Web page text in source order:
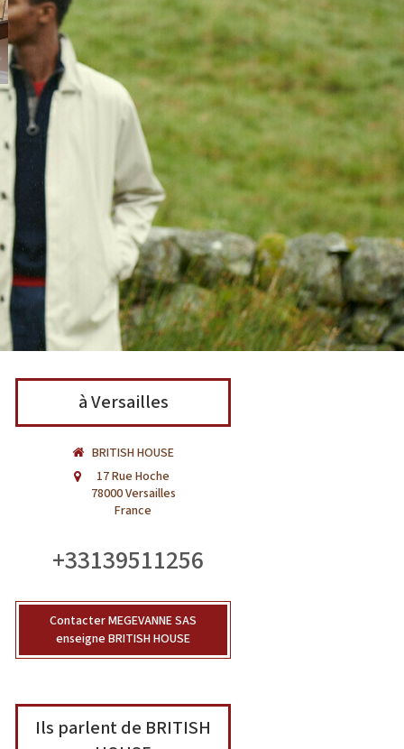
à Versailles
BRITISH HOUSE
17 Rue Hoche
78000Versailles
France
+33139511256
Contacter MEGEVANNE SAS
enseigne BRITISH HOUSE
Ils parlent de BRITISH